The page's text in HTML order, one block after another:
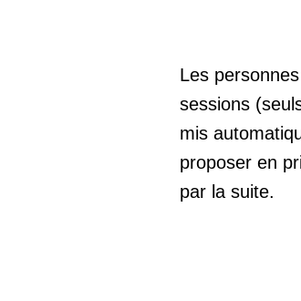
Les
sessions
mis
proposer en
par la suite.